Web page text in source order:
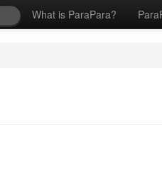
What is ParaPara?